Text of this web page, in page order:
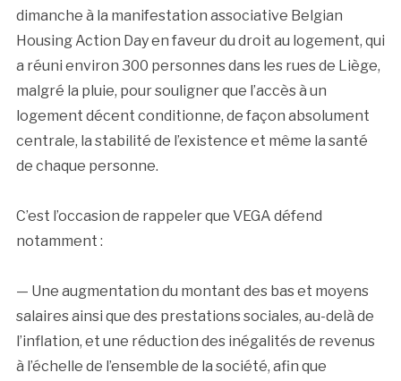
dimanche à la manifestation associative Belgian
Housing Action Day en faveur du droit au logement, qui
a réuni environ 300 personnes dans les rues de Liège,
malgré la pluie, pour souligner que l’accès à un
logement décent conditionne, de façon absolument
centrale, la stabilité de l’existence et même la santé
de chaque personne.
C’est l’occasion de rappeler que VEGA défend
notamment :
— Une augmentation du montant des bas et moyens
salaires ainsi que des prestations sociales, au-delà de
l’inflation, et une réduction des inégalités de revenus
à l’échelle de l’ensemble de la société, afin que